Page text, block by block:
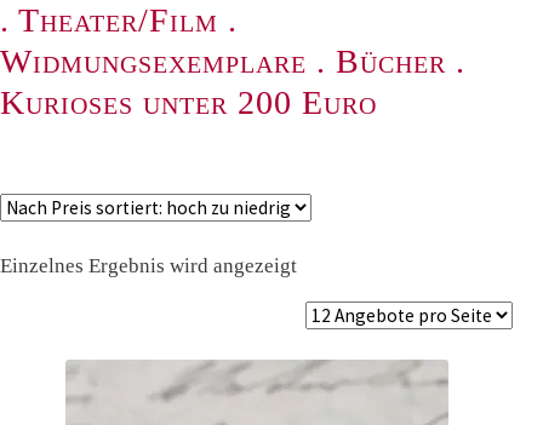
. Theater/Film .
Widmungsexemplare . Bücher .
Kurioses unter 200 Euro
Einzelnes Ergebnis wird angezeigt